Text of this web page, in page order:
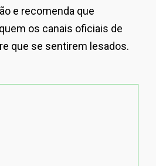
e recomenda que
os canais oficiais de
que se sentirem lesados.